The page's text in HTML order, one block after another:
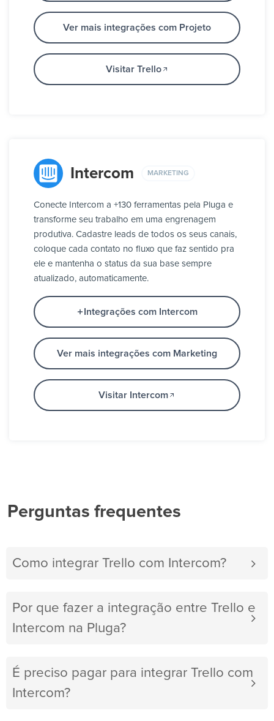
Ver mais integrações com Projeto
Visitar Trello
Intercom MARKETING
Conecte Intercom a +130 ferramentas pela Pluga e
transforme seu trabalho em uma engrenagem
produtiva. Cadastre leads de todos os seus canais,
coloque cada contato no fluxo que faz sentido pra
ele e mantenha o status da sua base sempre
atualizado, automaticamente.
Integrações com Intercom
Ver mais integrações com Marketing
Visitar Intercom
Perguntas frequentes
Como integrar Trello com Intercom?
Por que fazer a integração entre Trello e
Intercom na Pluga?
É preciso pagar para integrar Trello com
Intercom?